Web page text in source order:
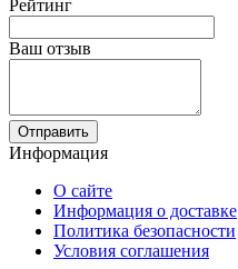
Рейтинг
Ваш отзыв
Отправить
Информация
О сайте
Информация о доставке
Политика безопасности
Условия соглашения